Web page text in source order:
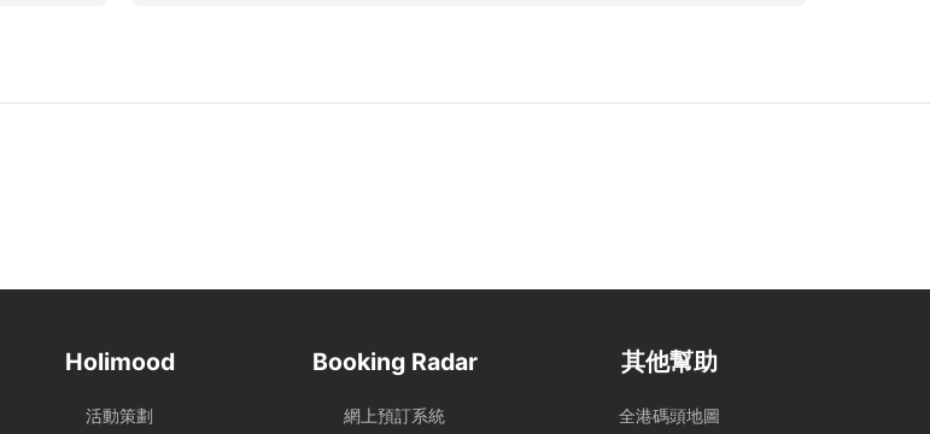
人改期或取消餐飲訂單。
履行完成。所有餐飲（含贈送及自費）於未來
Holimood
活動策劃
Booking Radar
網上預訂系統
其他幫助
全港碼頭地圖